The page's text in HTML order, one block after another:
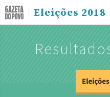
Eleições 2018